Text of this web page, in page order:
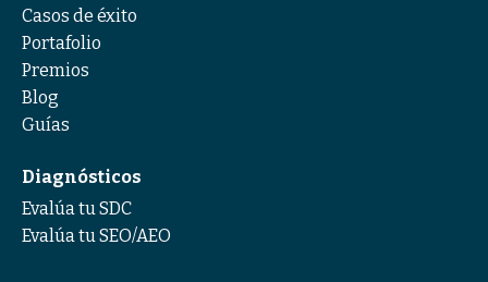
Casos de éxito
Portafolio
Premios
Blog
Guías
Diagnósticos
Evalúa tu SDC
Evalúa tu SEO/AEO